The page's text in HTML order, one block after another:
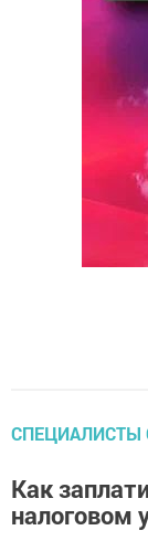
СПЕЦИАЛИСТЫ
Как
налоговом